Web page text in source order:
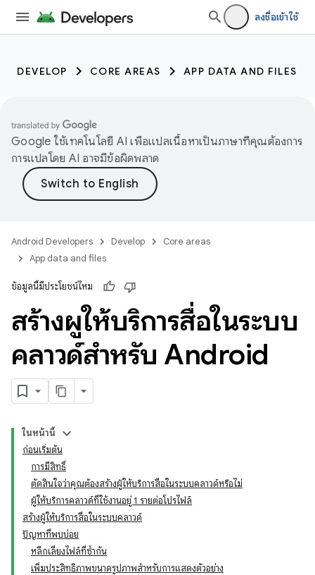
ลงชื่อเข้าใช้
DEVELOP CORE AREAS APP DATA AND FILES
Google ใช้เทคโนโลยี AI เพื่อแปลเนื้อหาเป็นภาษาที่คุณต้องการ
การแปลโดย AI อาจมีข้อผิดพลาด
Android Developers Develop
Core areas
App data and files
ข้อมูลนี้มีประโยชน์ไหม
สร้างผู้ให้บริการสื่อในระบบ
คลาวด์สำหรับ Android
ในหน้านี้
ก่อนเริ่มต้น
การมีสิทธิ์
ตัดสินใจว่าคุณต้องสร้างผู้ให้บริการสื่อในระบบคลาวด์หรือไม่
ผู้ให้บริการคลาวด์ที่ใช้งานอยู่ 1 รายต่อโปรไฟล์
สร้างผู้ให้บริการสื่อในระบบคลาวด์
ปัญหาที่พบบ่อย
หลีกเลี่ยงไฟล์ที่ซ้ำกัน
เพิ่มประสิทธิภาพขนาดรูปภาพสำหรับการแสดงตัวอย่าง